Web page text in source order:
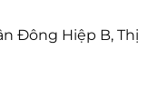
Đông Hiệp B, Thị